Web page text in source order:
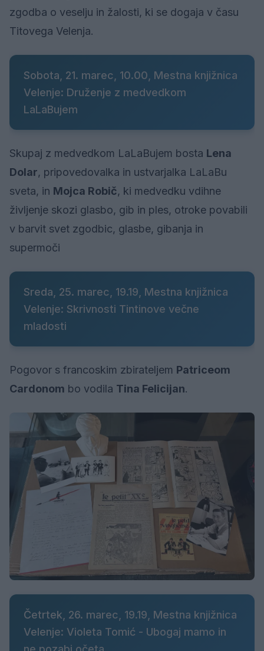
zgodba o veselju in žalosti, ki se dogaja v času
Titovega Velenja.
Sobota, 21. marec, 10.00, Mestna knjižnica
Velenje: Druženje z medvedkom
LaLaBujem
Skupaj z medvedkom LaLaBujem bosta Lena
Dolar, pripovedovalka in ustvarjalka LaLaBu
sveta, in Mojca Robič, ki medvedku vdihne
življenje skozi glasbo, gib in ples, otroke povabili
v barvit svet zgodbic, glasbe, gibanja in
supermoči
Sreda, 25. marec, 19.19, Mestna knjižnica
Velenje: Skrivnosti Tintinove večne
mladosti
Pogovor s francoskim zbirateljem Patriceom
Cardonom bo vodila Tina Felicijan.
Četrtek, 26. marec, 19.19, Mestna knjižnica
Velenje: Violeta Tomić - Ubogaj mamo in